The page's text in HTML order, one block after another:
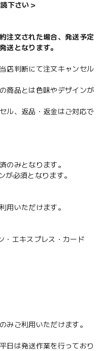
下さい＞
注文された場合、発送予定
送となります。
店判断にて注文キャンセル
商品とは色味やデザインが
ル、返品・返金はご対応で
のみとなります。
が必須となります。
用いただけます。
エキスプレス・カード
みご利用いただけます。
日は発送作業を行っており